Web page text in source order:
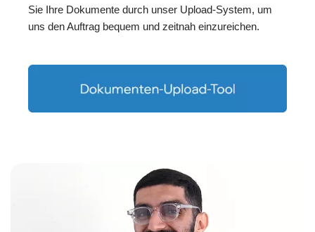
Sie Ihre Dokumente durch unser Upload-System, um
uns den Auftrag bequem und zeitnah einzureichen.